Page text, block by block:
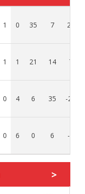
1 0 35 7 28
1 1 21 14 7
0 4 6 35 -29
0 6 0 6 -6
>